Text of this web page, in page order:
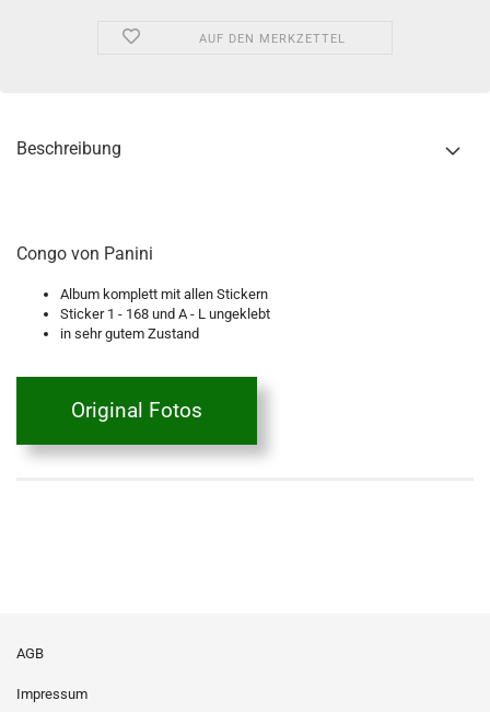
AUF DEN MERKZETTEL
Beschreibung
Congo von Panini
Album komplett mit allen Stickern
Sticker 1 - 168 und A - L ungeklebt
in sehr gutem Zustand
Original Fotos
AGB
Impressum